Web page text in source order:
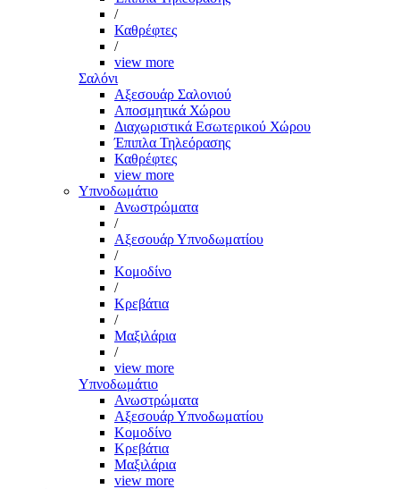
/
Καθρέφτες
/
view more
Σαλόνι
Αξεσουάρ Σαλονιού
Αποσμητικά Χώρου
Διαχωριστικά Εσωτερικού Χώρου
Έπιπλα Τηλεόρασης
Καθρέφτες
view more
Υπνοδωμάτιο
Ανωστρώματα
/
Αξεσουάρ Υπνοδωματίου
/
Κομοδίνο
/
Κρεβάτια
/
Μαξιλάρια
/
view more
Υπνοδωμάτιο
Ανωστρώματα
Αξεσουάρ Υπνοδωματίου
Κομοδίνο
Κρεβάτια
Μαξιλάρια
view more